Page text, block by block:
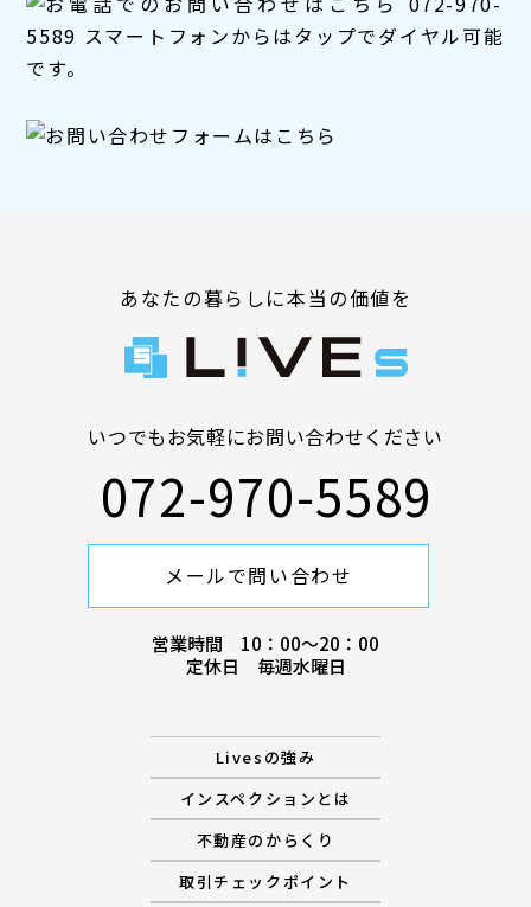
あなたの暮らしに本当の価値を
いつでもお気軽にお問い合わせください
072-970-5589
メールで問い合わせ
営業時間 10：00〜20：00
定休日 毎週水曜日
Livesの強み
インスペクションとは
不動産のからくり
取引チェックポイント